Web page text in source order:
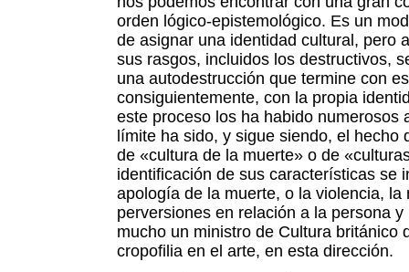
orden lógico-epistemológico. Es un
de asignar una identidad cultural, pero
sus rasgos, incluidos los destructivos,
una autodestrucción que termine con
consiguientemente, con la propia
este proceso los ha habido numerosos
límite ha sido, y sigue siendo, el hecho
de «cultura de la muerte» o de
identificación de sus características se
apología de la muerte, o la violencia, la
perversiones en relación a la persona
mucho un ministro de Cultura británico
cropofilia en el arte, en esta dirección.